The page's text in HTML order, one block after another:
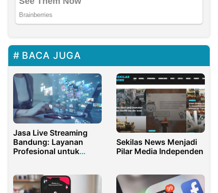
BACA JUGA
Jasa Live Streaming
Bandung: Layanan
Profesional untuk
Sekilas News Menjadi
Pilar Media Independen